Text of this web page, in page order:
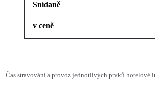
Snídaně
v ceně
Čas stravování a provoz jednotlivých prvků hotelové